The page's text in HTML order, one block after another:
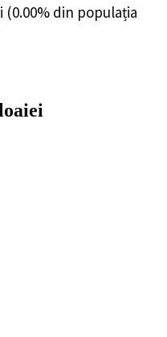
(0.00% din populația